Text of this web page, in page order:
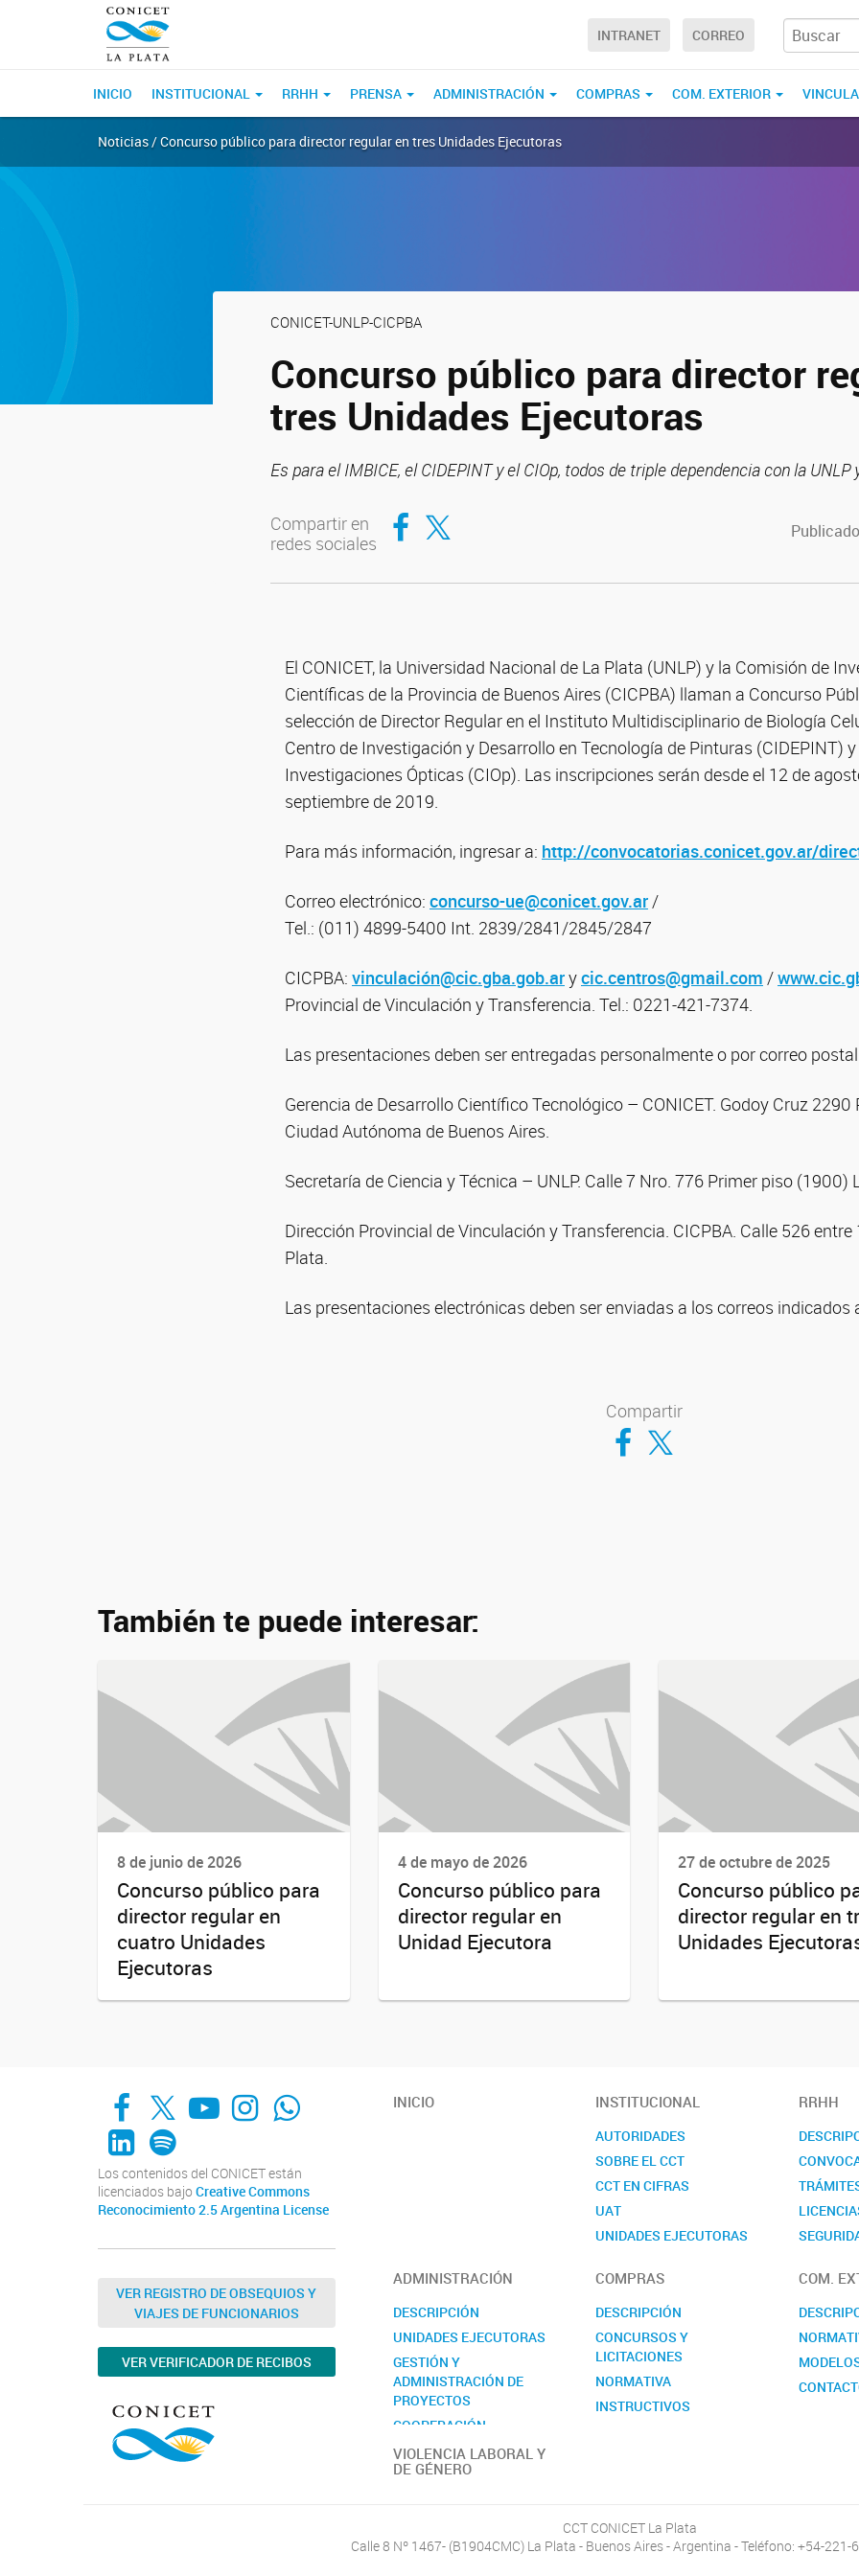
INTRANET CORREO
INICIO INSTITUCIONAL RRHH PRENSA ADMINISTRACIÓN COMPRAS COM. EXTERIOR
Noticias / Concurso público para director regular en tres Unidades Ejecutoras
CONICET-UNLP-CICPBA
Concurso público para director
tres Unidades Ejecutoras
Es para el IMBICE, el CIDEPINT y el CIOp, todos de triple dependencia con la UNLP
Compartir en
redes sociales
Compartir en Facebook
Compartir en Twitter
El CONICET, la Universidad Nacional de La Plata (UNLP) y la Comisión de
Científicas de la Provincia de Buenos Aires (CICPBA) llaman a Concurso
selección de Director Regular en el Instituto Multidisciplinario de Biología
Centro de Investigación y Desarrollo en Tecnología de Pinturas (CIDEPINT)
Investigaciones Ópticas (CIOp). Las inscripciones serán desde el 12 de
septiembre de 2019.
Para más información, ingresar a: http://convocatorias.conicet.gov.ar/
Correo electrónico: concurso-ue@conicet.gov.ar/
Tel.: (011) 4899-5400 Int. 2839/2841/2845/2847
CICPBA: vinculación@cic.gba.gob.arycic.centros@gmail.com /
Provincial de Vinculación y Transferencia. Tel.: 0221-421-7374.
Las presentaciones deben ser entregadas personalmente o por correo
Gerencia de Desarrollo Científico Tecnológico – CONICET. Godoy Cruz 2290
Ciudad Autónoma de Buenos Aires.
Secretaría de Ciencia y Técnica – UNLP. Calle 7 Nro. 776 Primer piso (1900)
Dirección Provincial de Vinculación y Transferencia. CICPBA. Calle 526 entre
Plata.
Las presentaciones electrónicas deben ser enviadas a los correos indicados
Compartir
Compartir en Facebook
Compartir en Twitter
También te puede interesar:
8 de junio de 2026
Concurso público para
director regular en
cuatro Unidades
Ejecutoras
4 de mayo de 2026
Concurso público para
director regular en
Unidad Ejecutora
27 de octubre de 2025
Concurso público
director regular en
Unidades
Facebook
X YouTube
Instagram
Whats App
LinkedIn
Spotify
Los contenidos del CONICET están
licenciados bajo Creative Commons
Reconocimiento 2.5 Argentina License
VER REGISTRO DE OBSEQUIOS Y
VIAJES DE FUNCIONARIOS
VER VERIFICADOR DE RECIBOS
INICIO INSTITUCIONAL
AUTORIDADES
SOBRE EL CCT
CCT EN CIFRAS
UAT
UNIDADES EJECUTORAS
REALP
RRHH
ADMINISTRACIÓN
DESCRIPCIÓN
UNIDADES EJECUTORAS
GESTIÓN Y
ADMINISTRACIÓN DE
PROYECTOS
COOPERACIÓN
CONTACTO
COMPRAS
DESCRIPCIÓN
CONCURSOS Y
LICITACIONES
NORMATIVA
INSTRUCTIVOS
COM.
VIOLENCIA LABORAL Y
DE GÉNERO
CCT CONICET La Plata
Calle 8 Nº 1467- (B1904CMC) La Plata - Buenos Aires - Argentina - Teléfono: +54-221-